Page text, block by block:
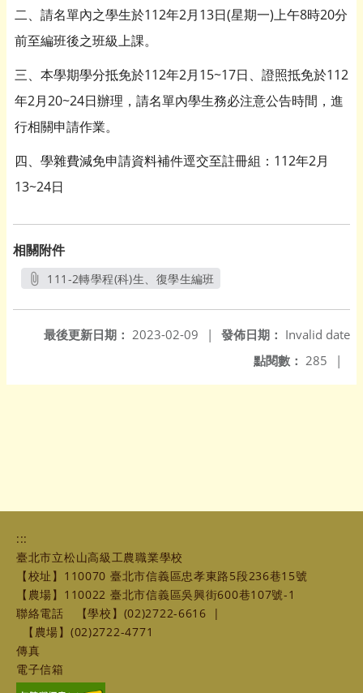
二、請名單內之學生於112年2月13日(星期一)上午8時20分
前至編班後之班級上課。
三、本學期學分抵免於112年2月15~17日、證照抵免於112
年2月20~24日辦理，請名單內學生務必注意公告時間，進
行相關申請作業。
四、學雜費減免申請資料補件逕交至註冊組：112年2月
13~24日
相關附件
111-2轉學程(科)生、復學生編班
發佈日期： Invalid date
最後更新日期： 2023-02-09
|
點閱數： 285 |
:::
臺北市立松山高級工農職業學校
【校址】110070 臺北市信義區忠孝東路5段236巷15號
【農場】110022 臺北市信義區吳興街600巷107號-1
聯絡電話
【學校】(02)2722-6616
|
【農場】(02)2722-4771
傳真
電子信箱